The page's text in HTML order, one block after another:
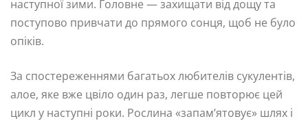
наступної зими. Головне — захищати від дощу та
поступово привчати до прямого сонця, щоб не було
опіків.
За спостереженнями багатьох любителів сукулентів,
алое, яке вже цвіло один раз, легше повторює цей
цикл у наступні роки. Рослина «запам’ятовує» шлях і